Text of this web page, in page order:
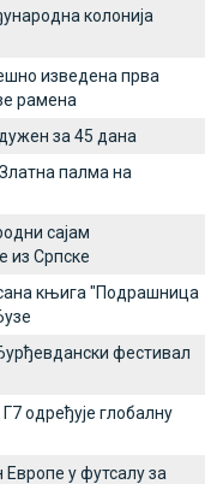
колонија
изведена прва
рамена
за 45 дана
палма на
сајам
из Српске
књига "Подрашница
фестивал
одређује глобалну
у футсалу за